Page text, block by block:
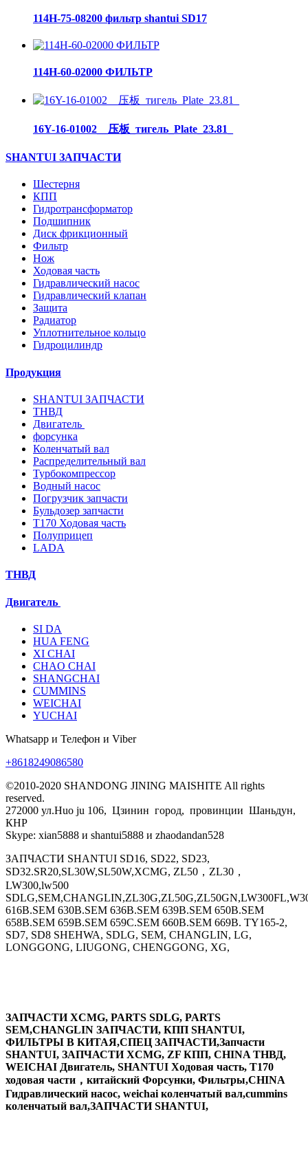
114H-75-08200 фильтр shantui SD17
114H-60-02000 ФИЛЬТР
16Y-16-01002__压板_тигель_Plate_23.81_
SHANTUI ЗАПЧАСТИ
Шестерня
КПП
Гидротрансформатор
Подшипник
Диск фрикционный
Фильтр
Нож
Ходовая часть
Гидравлический насос
Гидравлический клапан
Защита
Радиатор
Уплотнительное кольцо
Гидроцилиндр
Продукция
SHANTUI ЗАПЧАСТИ
ТНВД
Двигатель
форсунка
Коленчатый вал
Распределительный вал
Турбокомпрессор
Водный насос
Погрузчик запчасти
Бульдозер запчасти
T170 Ходовая часть
Полуприцеп
LADA
ТНВД
Двигатель
SI DA
HUA FENG
XI CHAI
CHAO CHAI
SHANGCHAI
CUMMINS
WEICHAI
YUCHAI
Whatsapp и Телефон и Viber
+8618249086580
©2010-2020 SHANDONG JINING MAISHITE All rights
reserved.
272000 ул.Huo ju 106, Цзинин город, провинции Шаньдун,
КНР
Skype: xian5888 и shantui5888 и zhaodandan528
ЗАПЧАСТИ SHANTUI SD16, SD22, SD23,
SD32.SR20,SL30W,SL50W,XCMG, ZL50，ZL30，
LW300,lw500
616B.SEM 630B.SEM 636B.SEM 639B.SEM 650B.SEM
658B.SEM 659B.SEM 659C.SEM 660B.SEM 669B. TY165-2,
SD7, SD8 SHEHWA, SDLG, SEM, CHANGLIN, LG,
LONGGONG, LIUGONG, CHENGGONG, XG,
ЗАПЧАСТИ XCMG, PARTS SDLG, PARTS
SEM,CHANGLIN ЗАПЧАСТИ, КПП SHANTUI,
ФИЛЬТРЫ В КИТАЯ,СПЕЦ ЗАПЧАСТИ,Запчасти
SHANTUI, ЗАПЧАСТИ XCMG, ZF КПП, CHINA ТНВД,
WEICHAI Двигатель, SHANTUI Ходовая часть, T170
ходовая части，китайский Форсунки, Фильтры,CHINA
Гидравлический насос, weichai коленчатый вал,cummins
коленчатый вал,ЗАПЧАСТИ SHANTUI,